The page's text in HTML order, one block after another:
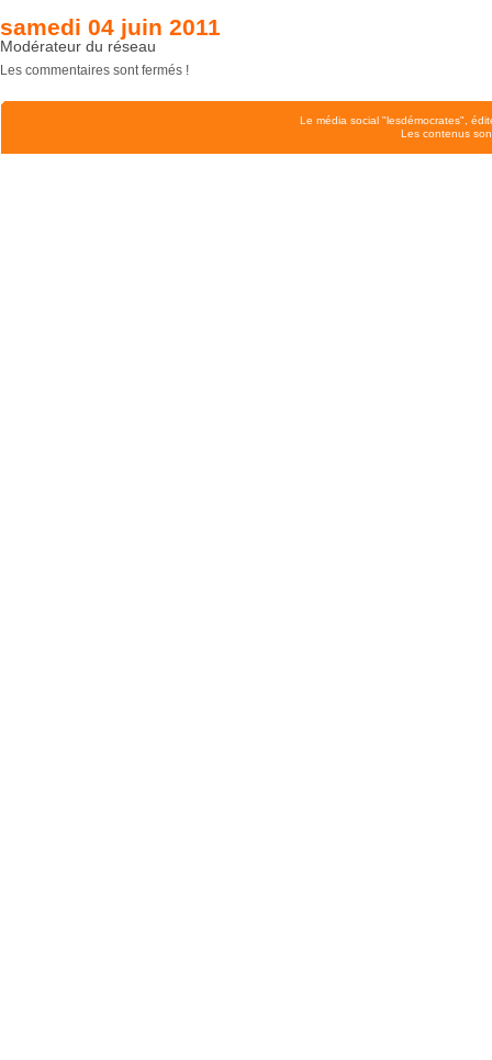
samedi 04 juin 2011
Modérateur du réseau
Les commentaires sont fermés !
Le média social "lesdémocrates",
Les contenus